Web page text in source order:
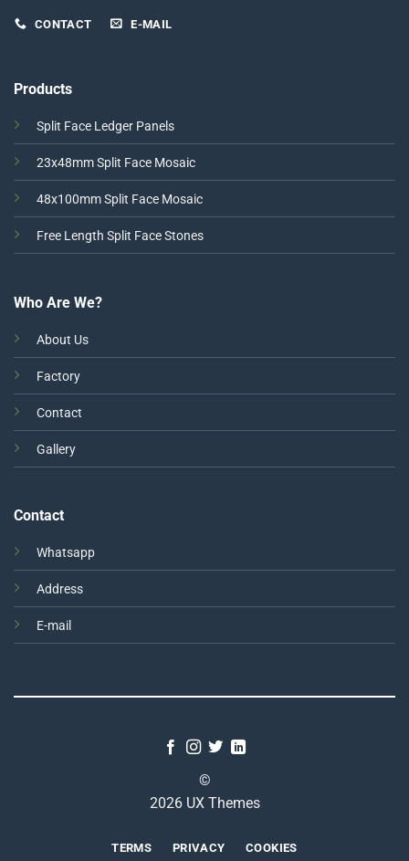
CONTACT E-MAIL
Products
Split Face Ledger Panels
23x48mm Split Face Mosaic
48x100mm Split Face Mosaic
Free Length Split Face Stones
Who Are We?
About Us
Factory
Contact
Gallery
Contact
Whatsapp
Address
E-mail
©
2026 UX Themes
TERMS PRIVACY COOKIES